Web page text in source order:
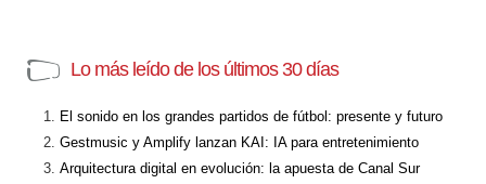
Lo más leído de los últimos 30 días
El sonido en los grandes partidos de fútbol: presente y futuro
Gestmusic y Amplify lanzan KAI: IA para entretenimiento
Arquitectura digital en evolución: la apuesta de Canal Sur